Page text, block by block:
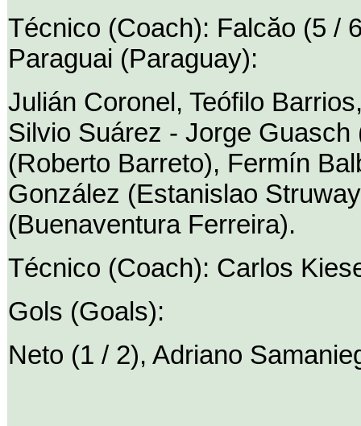
Técnico (Coach): Falcăo (5 /
Paraguai (Paraguay):
Julián Coronel, Teófilo
Silvio Suárez - Jorge
(Roberto Barreto), Fermín
González (Estanislao
(Buenaventura Ferreira).
Técnico (Coach): Carlos
Gols (Goals):
Neto (1 / 2), Adriano